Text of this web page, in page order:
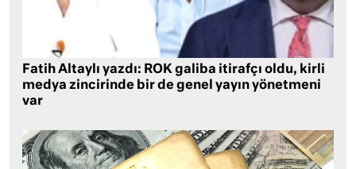
Fatih Altaylı yazdı: ROK galiba itirafçı oldu, kirli
medya zincirinde bir de genel yayın yönetmeni
var